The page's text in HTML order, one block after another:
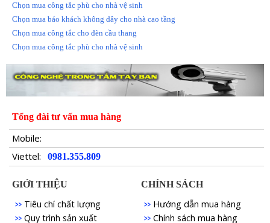
Chọn mua công tắc phù cho nhà vệ sinh
Chọn mua báo khách không dây cho nhà cao tầng
Chọn mua công tắc cho đèn cầu thang
Chọn mua công tắc phù cho nhà vệ sinh
Tổng đài tư vấn mua hàng
Mobile:
Viettel:
0981.355.809
GIỚI THIỆU
Tiêu chí chất lượng
Quy trình sản xuất
CHÍNH SÁCH
Hướng dẫn mua hàng
Chính sách mua hàng